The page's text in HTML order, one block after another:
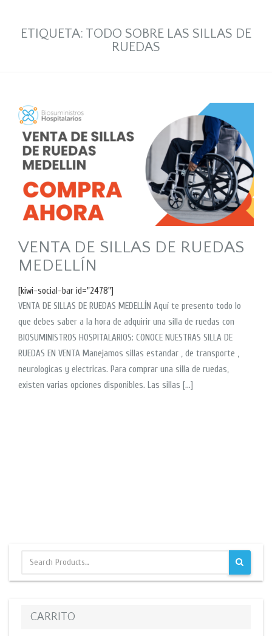
ETIQUETA: TODO SOBRE LAS SILLAS DE
RUEDAS
VENTA DE SILLAS DE RUEDAS
MEDELLÍN
[kiwi-social-bar id="2478"]
VENTA DE SILLAS DE RUEDAS MEDELLÍN Aquí te presento todo lo
que debes saber a la hora de adquirir una silla de ruedas con
BIOSUMINISTROS HOSPITALARIOS: CONOCE NUESTRAS SILLA DE
RUEDAS EN VENTA Manejamos sillas estandar , de transporte ,
neurologicas y electricas. Para comprar una silla de ruedas,
existen varias opciones disponibles. Las sillas […]
CARRITO